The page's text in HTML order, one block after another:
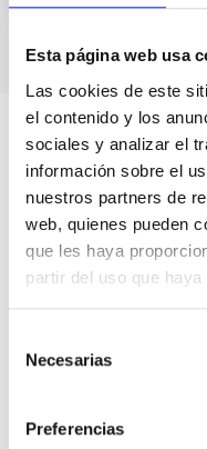
Esta página web usa
Las cookies de este
el contenido y los
sociales y analizar el
información sobre el
nuestros partners de
web, quienes pueden
que les haya
partir del uso que
Necesarias
Preferencias